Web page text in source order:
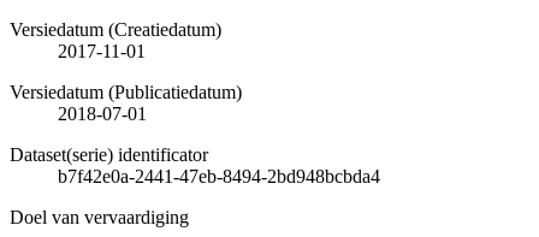
Versiedatum (Creatiedatum)
2017-11-01
Versiedatum (Publicatiedatum)
2018-07-01
Dataset(serie) identificator
b7f42e0a-2441-47eb-8494-2bd948bcbda4
Doel van vervaardiging